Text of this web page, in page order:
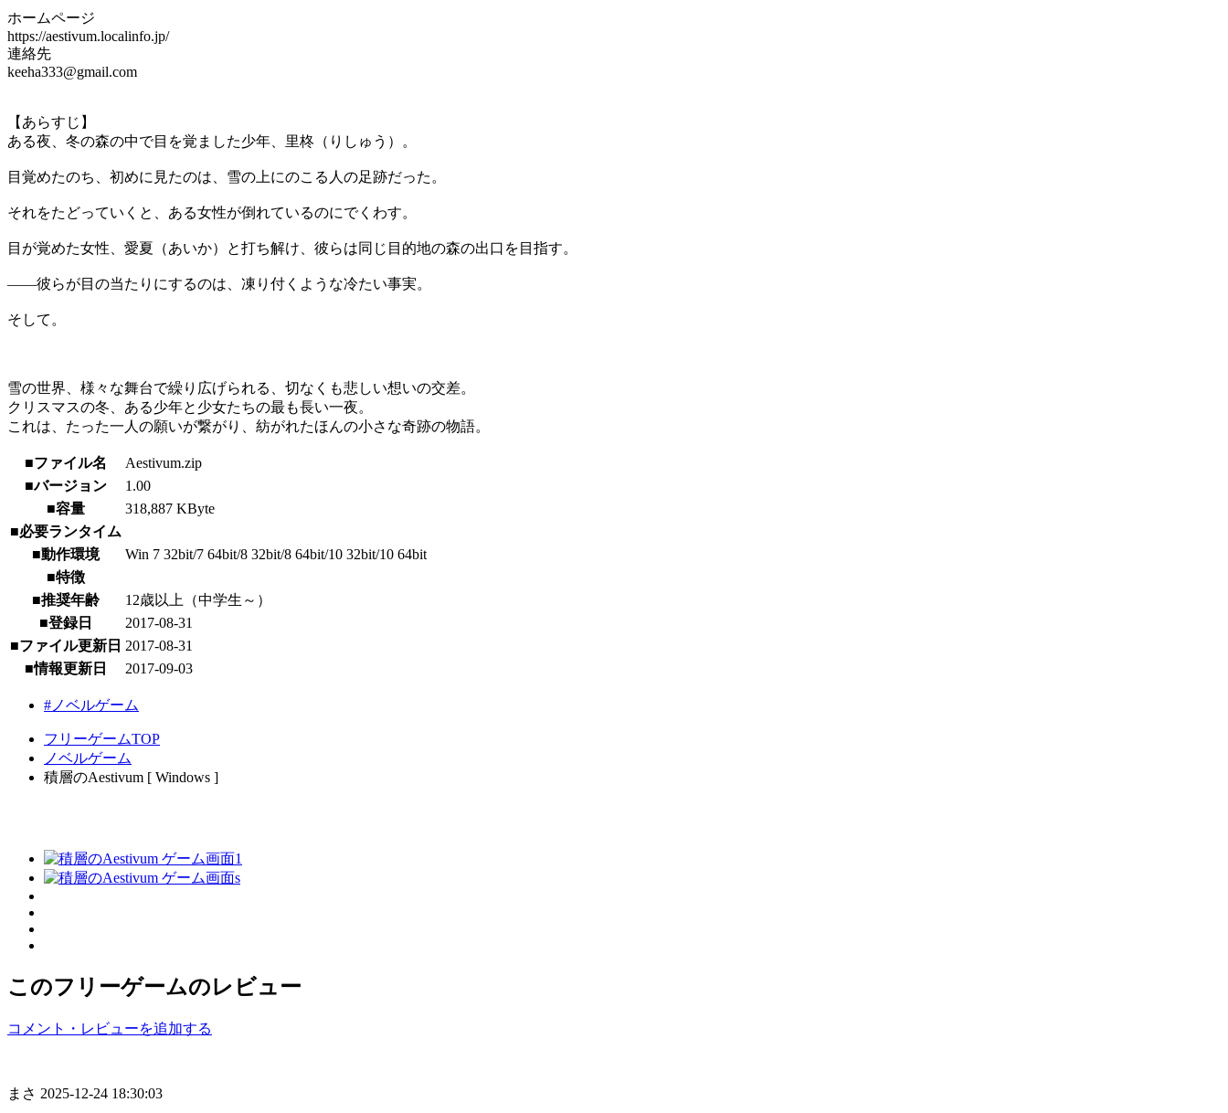
ホームページ
https://aestivum.localinfo.jp/
連絡先
keeha333@gmail.com
【あらすじ】
ある夜、冬の森の中で目を覚ました少年、里柊（りしゅう）。
目覚めたのち、初めに見たのは、雪の上にのこる人の足跡だった。
それをたどっていくと、ある女性が倒れているのにでくわす。
目が覚めた女性、愛夏（あいか）と打ち解け、彼らは同じ目的地の森の出口を目指す。
――彼らが目の当たりにするのは、凍り付くような冷たい事実。
そして。
雪の世界、様々な舞台で繰り広げられる、切なくも悲しい想いの交差。
クリスマスの冬、ある少年と少女たちの最も長い一夜。
これは、たった一人の願いが繋がり、紡がれたほんの小さな奇跡の物語。
■ファイル名
Aestivum.zip
■バージョン
1.00
■容量
318,887 KByte
■必要ランタイム
■動作環境
Win 7 32bit/7 64bit/8 32bit/8 64bit/10 32bit/10 64bit
■特徴
■推奨年齢
12歳以上（中学生～）
■登録日
2017-08-31
■ファイル更新日 2017-08-31
■情報更新日
2017-09-03
#ノベルゲーム
フリーゲームTOP
ノベルゲーム
積層のAestivum [ Windows ]
このフリーゲームのレビュー
コメント・レビューを追加する
まさ 2025-12-24 18:30:03